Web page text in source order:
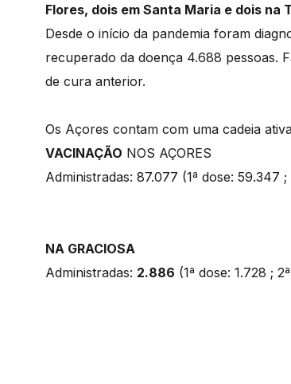
Flores, dois em Santa Maria e dois na
Desde o início da pandemia foram
recuperado da doença 4.688 pessoas.
de cura anterior.
Os Açores contam com uma cadeia
VACINAÇÃO NOS AÇORES
Administradas: 87.077 (1ª dose: 59.347 ;
NA GRACIOSA
Administradas: 2.886 (1ª dose: 1.728 ;